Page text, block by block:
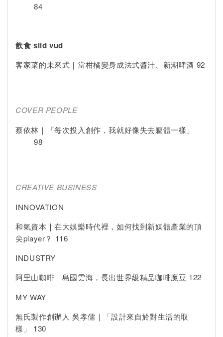
84
飲食 siid vud
客家菜的未來式｜當柑橘變身成法式醬汁、新潮啤酒 92
COVER PEOPLE
蔡依林｜「每次投入創作，我就好像失去軀體一樣」
98
CREATIVE BUSINESS
INNOVATION
和氣資本 ｜在大娛樂時代裡，如何找到新媒體產業的頂
尖player？ 116
INDUSTRY
阿里山咖啡｜島國雲海，長出世界級精品咖啡魔豆 122
MY WAY
無氏製作創辦人 吳孝儒｜「設計來自於對生活的取
樣」 130